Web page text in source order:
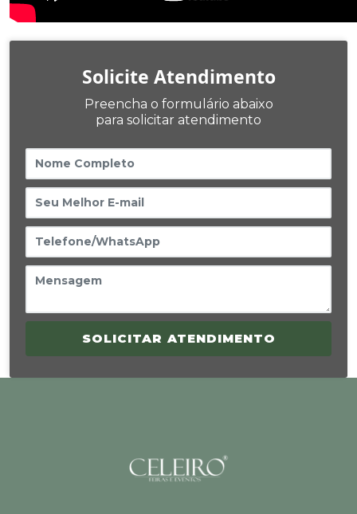
Solicite Atendimento
Preencha o formulário abaixo
para solicitar atendimento
SOLICITAR ATENDIMENTO